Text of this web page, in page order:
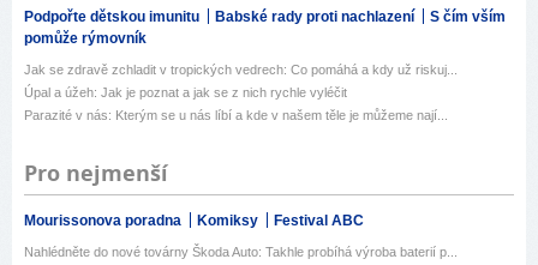
Podpořte dětskou imunitu Babské rady proti nachlazení
S čím vším
pomůže rýmovník
Jak se zdravě zchladit v tropických vedrech: Co pomáhá a kdy už riskuj...
Úpal a úžeh: Jak je poznat a jak se z nich rychle vyléčit
Parazité v nás: Kterým se u nás líbí a kde v našem těle je můžeme nají...
Pro nejmenší
Mourissonova poradna Komiksy Festival ABC
Nahlédněte do nové továrny Škoda Auto: Takhle probíhá výroba baterií p...